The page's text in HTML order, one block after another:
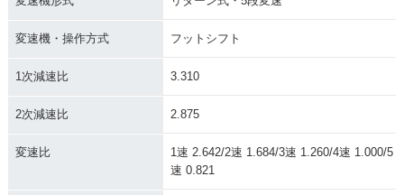
変速機・操作方式 フットシフト
1次減速比 3.310
2次減速比 2.875
変速比
1速 2.642/2速 1.684/3速 1.260/4速 1.000/5
速 0.821